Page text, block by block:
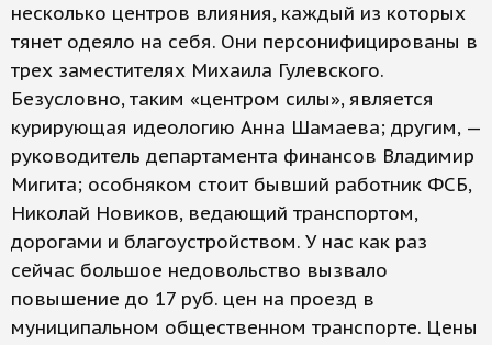
несколько центров влияния, каждый из которых
тянет одеяло на себя. Они персонифицированы в
трех заместителях Михаила Гулевского.
Безусловно, таким «центром силы», является
курирующая идеологию Анна Шамаева; другим, —
руководитель департамента финансов Владимир
Мигита; особняком стоит бывший работник ФСБ,
Николай Новиков, ведающий транспортом,
дорогами и благоустройством. У нас как раз
сейчас большое недовольство вызвало
повышение до 17 руб. цен на проезд в
муниципальном общественном транспорте. Цены